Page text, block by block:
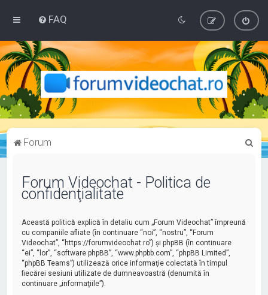
FAQ
Forum
Forum Videochat - Politica de
confidenţialitate
Această politică explică în detaliu cum „Forum Videochat” împreună
cu companiile afliate (în continuare “noi”, “nostru”, “Forum
Videochat”, “https://forumvideochat.ro”) şi phpBB (în continuare
“ei”, “lor”, “software phpBB”, “www.phpbb.com”, “phpBB Limited”,
“phpBB Teams”) utilizează orice informaţie colectată în timpul
fiecărei sesiuni utilizate de dumneavoastră (denumită în
continuare „informaţiile”).